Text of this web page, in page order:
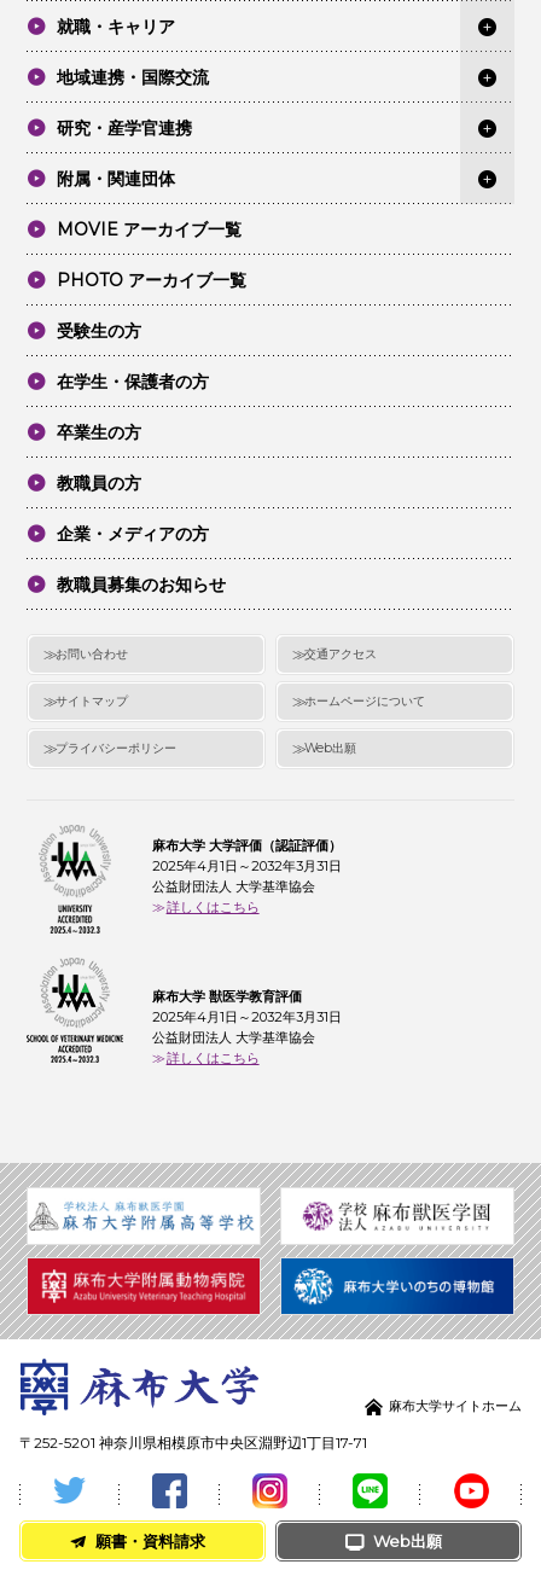
就職・キャリア
地域連携・国際交流
研究・産学官連携
附属・関連団体
MOVIE アーカイブ一覧
PHOTO アーカイブ一覧
受験生の方
在学生・保護者の方
卒業生の方
教職員の方
企業・メディアの方
教職員募集のお知らせ
お問い合わせ 交通アクセス
サイトマップ ホームページについて
プライバシーポリシー Web出願
麻布大学 大学評価（認証評価）
2025年4月1日～2032年3月31日
公益財団法人 大学基準協会
詳しくはこちら
麻布大学 獣医学教育評価
2025年4月1日～2032年3月31日
公益財団法人 大学基準協会
詳しくはこちら
麻布大学サイトホーム
〒252-5201 神奈川県相模原市中央区淵野辺1丁目17-71
願書・資料請求 Web出願